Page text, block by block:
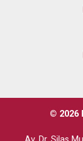
© 2026